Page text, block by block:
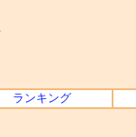
ランキング